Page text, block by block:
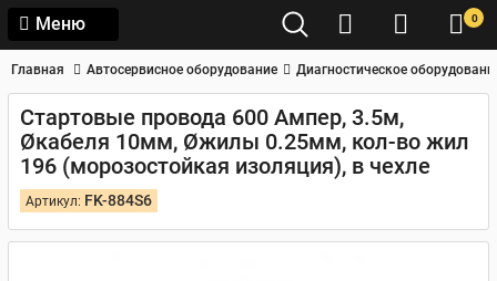
Меню 0
Главная Автосервисное оборудование Диагностическое
Стартовые провода 600 Aмпер, 3.5м,
Øкабеля 10мм, Øжилы 0.25мм, кол-во жил
196 (морозостойкая изоляция), в чехле
Артикул: FK-884S6